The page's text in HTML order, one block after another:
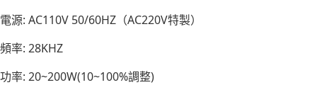
電源: AC110V 50/60HZ（AC220V特製）
頻率: 28KHZ
功率: 20~200W(10~100%調整)